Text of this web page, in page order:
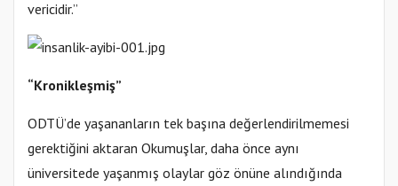
vericidir.”
“Kronikleşmiş”
ODTÜ’de yaşananların tek başına değerlendirilmemesi
gerektiğini aktaran Okumuşlar, daha önce aynı
üniversitede yaşanmış olaylar göz önüne alındığında